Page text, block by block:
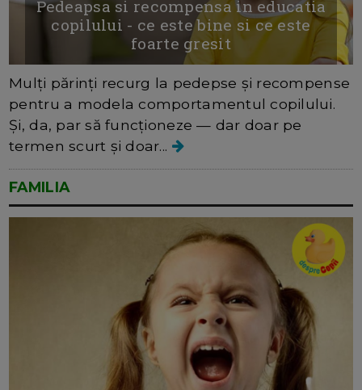
Pedeapsa si recompensa in educatia
copilului - ce este bine si ce este
foarte gresit
Mulți părinți recurg la pedepse și recompense
pentru a modela comportamentul copilului.
Și, da, par să funcționeze — dar doar pe
termen scurt și doar...
FAMILIA